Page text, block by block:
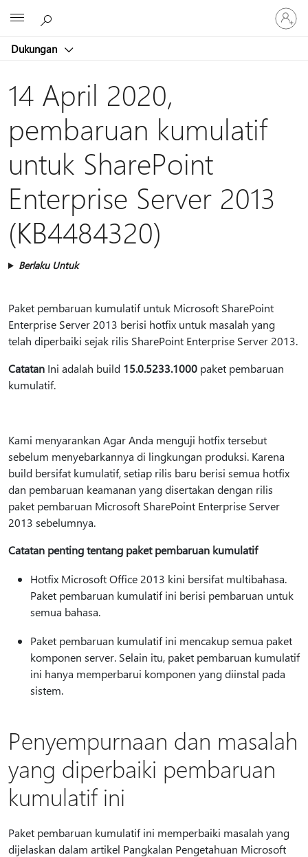
Dukungan
Masuk
ke
akun
14 April 2020,
pembaruan kumulatif
untuk SharePoint
Enterprise Server 2013
(KB4484320)
Berlaku Untuk
Paket pembaruan kumulatif untuk Microsoft SharePoint
Enterprise Server 2013 berisi hotfix untuk masalah yang
telah diperbaiki sejak rilis SharePoint Enterprise Server 2013.
Catatan Ini adalah build 15.0.5233.1000 paket pembaruan
kumulatif.
Kami menyarankan Agar Anda menguji hotfix tersebut
sebelum menyebarkannya di lingkungan produksi. Karena
build bersifat kumulatif, setiap rilis baru berisi semua hotfix
dan pembaruan keamanan yang disertakan dengan rilis
paket pembaruan Microsoft SharePoint Enterprise Server
2013 sebelumnya.
Catatan penting tentang paket pembaruan kumulatif
Hotfix Microsoft Office 2013 kini bersifat multibahasa.
Paket pembaruan kumulatif ini berisi pembaruan untuk
semua bahasa.
Paket pembaruan kumulatif ini mencakup semua paket
komponen server. Selain itu, paket pembaruan kumulatif
ini hanya memperbarui komponen yang diinstal pada
sistem.
Penyempurnaan dan masalah
yang diperbaiki pembaruan
kumulatif ini
Paket pembaruan kumulatif ini memperbaiki masalah yang
dijelaskan dalam artikel Pangkalan Pengetahuan Microsoft